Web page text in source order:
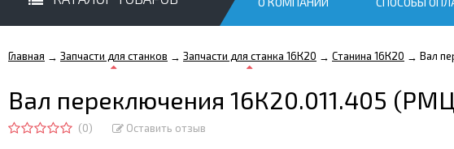
Главная → Запчасти для станков → Запчасти для станка 16К20 → Станина 16К20 → Вал
Вал переключения 16К20.011.405
(0) Оставить отзыв